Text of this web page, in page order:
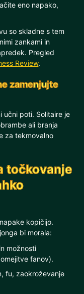
eno napako,
so skladne s tem
zankami in
Pregled
Review.
zamenjujte
učni poti. Solitaire je
ali branja
za tekmovalno
točkovanje
kopičijo.
bi morala:
možnosti
fanov).
fu, zaokroževanje